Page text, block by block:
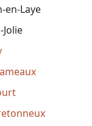
en-Laye